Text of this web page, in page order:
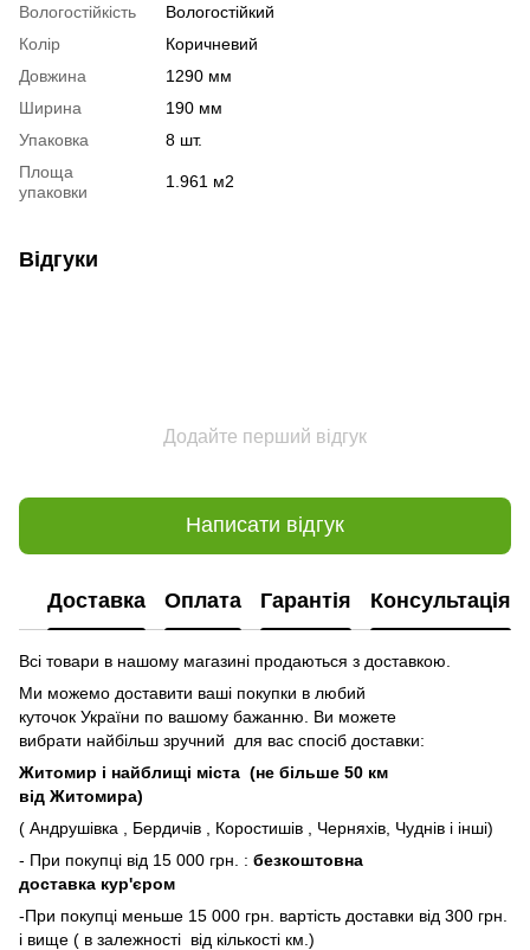
Вологостійкість
Вологостійкий
Колір
Коричневий
Довжина
1290 мм
Ширина
190 мм
Упаковка
8 шт.
Площа
упаковки
1.961 м2
Відгуки
Додайте перший відгук
Написати відгук
Доставка Оплата Гарантія Консультація
Всі товари в нашому магазині продаються з доставкою.
Ми можемо доставити ваші покупки в любий
куточок України по вашому бажанню. Ви можете
вибрати найбільш зручний для вас спосіб доставки:
Житомир і найблищі міста (не більше 50 км
від Житомира)
( Андрушівка , Бердичів , Коростишів , Черняхів, Чуднів і інші)
- При покупці від 15 000 грн. : безкоштовна
доставка кур'єром
-При покупці меньше 15 000 грн. вартість доставки від 300 грн.
і вище ( в залежності від кількості км.)